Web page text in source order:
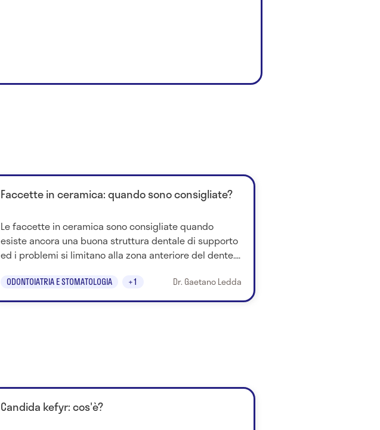
Faccette in ceramica: quando sono consigliate?
Le faccette in ceramica sono consigliate quando
esiste ancora una buona struttura dentale di supporto
ed i problemi si limitano alla zona anteriore del dente....
ODONTOIATRIA E STOMATOLOGIA +1 Dr. Gaetano Ledda
Candida kefyr: cos'è?